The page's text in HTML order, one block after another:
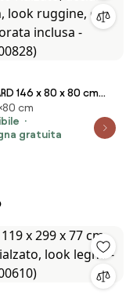
146 x 80 x 80 cm
acciaio corten,
con base forata
(GFPV00828)
cm
gratuita